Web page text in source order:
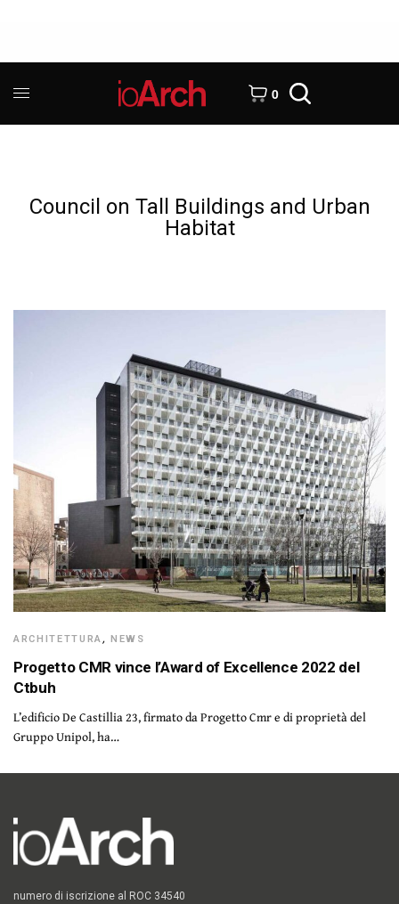
0
Council on Tall Buildings and Urban
Habitat
ARCHITETTURA,NEWS
Progetto CMR vince l’Award of Excellence 2022 del
Ctbuh
L’edificio De Castillia 23, firmato da Progetto Cmr e di proprietà del
Gruppo Unipol, ha…
numero di iscrizione al ROC 34540